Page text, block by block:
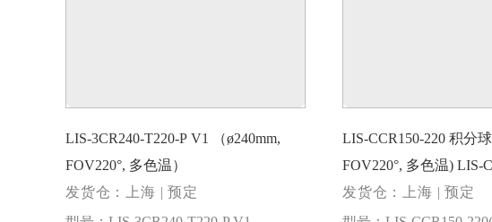
LIS-3CR240-T220-P V1 （ø240mm,
FOV220°, 多色温）
发货仓：上海 | 预定
LIS-CCR150-220 积分
FOV220°, 多色温) LIS-CCR150-
220(ø150mm, FOV220°,
发货仓：上海 | 预定